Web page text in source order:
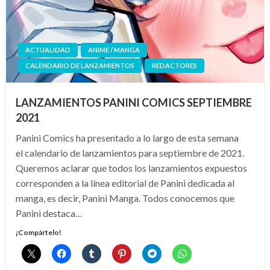
ACTUALIDAD
ANIME / MANGA
CALENDARIO DE LANZAMIENTOS
REDACTORES
LANZAMIENTOS PANINI COMICS SEPTIEMBRE
2021
Panini Comics ha presentado a lo largo de esta semana
el calendario de lanzamientos para septiembre de 2021.
Queremos aclarar que todos los lanzamientos expuestos
corresponden a la línea editorial de Panini dedicada al
manga, es decir, Panini Manga. Todos conocemos que
Panini destaca…
¡Compártelo!